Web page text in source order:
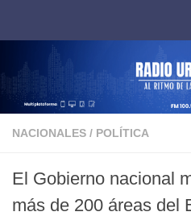
NACIONALES / POLÍTICA
El Gobierno nacional
más de 200 áreas del